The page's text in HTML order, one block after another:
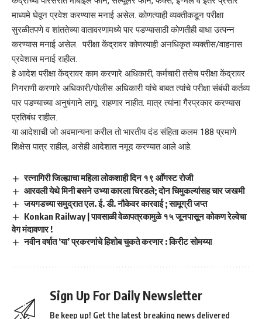
माध्यमे घेवून प्रवेश करण्यास मनाई असेल. कोणत्याही व्यक्तीकडून परीक्षा
सुरळीतपणे व शांततेच्या वातावरणामध्ये पार पडण्यासाठी कोणतीही बाधा उत्पन्न
करण्यास मनाई असेल. परीक्षा केंद्रावर कोणत्याही अनधिकृत व्यक्तीस/वाहनास
प्रवेशास मनाई राहील.
हे आदेश परीक्षा केंद्रावर काम करणारे अधिकारी, कर्मचारी तसेच परीक्षा केंद्रावर
निगराणी करणारे अधिकारी/पोलीस अधिकारी यांचे बाबत त्यांचे परीक्षा संबंधी कर्तव्य
पार पडण्याच्या अनुषंगाने लागू राहणार नाहीत. मात्र त्यांना गैरप्रकार करण्यास
प्रतिबंध राहील.
या आदेशाची जो अवमान्यना करील तो भारतीय दंड संहिता कलम 188 प्रमाणे
शिक्षेस पात्र राहील, असेही आदेशात नमूद करण्यात आले आहे.
रत्नागिरी जिल्ह्याचा महिला लोकशाही दिन १९ आॕगस्ट रोजी
आरवली येथे मिनी बसने उभ्या कारला चिरडले; दोन चिमुकल्यांसह चार जखमी
जयगडच्या समुद्रात एल. ई. डी. नौकेवर कारवाई ; सामूग्री जप्त
Konkan Railway | पावसाळी वेळापत्रकामुळे १५ जूनपासून कोकण रेल्वेचा
वेग मंदावणार !
नवीन वर्षात ‘या’ प्रकरणांचे हिशोब चुकते करणार : किरीट सोमय्या
Sign Up For Daily Newsletter
Be keep up! Get the latest breaking news delivered